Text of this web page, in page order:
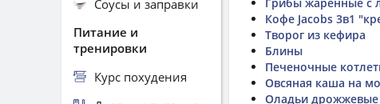
Кофе Jacobs 3в1
Творог из кефира
Блины
Печеночные
Овсяная каша на
Оладьи дрожжевые
Соусы и заправки
Питание и
тренировки
Курс похудения